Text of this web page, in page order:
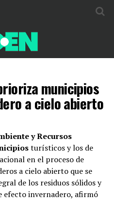
municipios
a cielo abierto
y Recursos
turísticos y los de
en el proceso de
a cielo abierto que se
de los residuos sólidos y
efecto invernadero, afirmó